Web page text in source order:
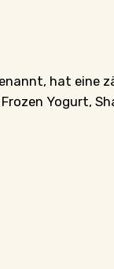
hat eine
Yogurt,